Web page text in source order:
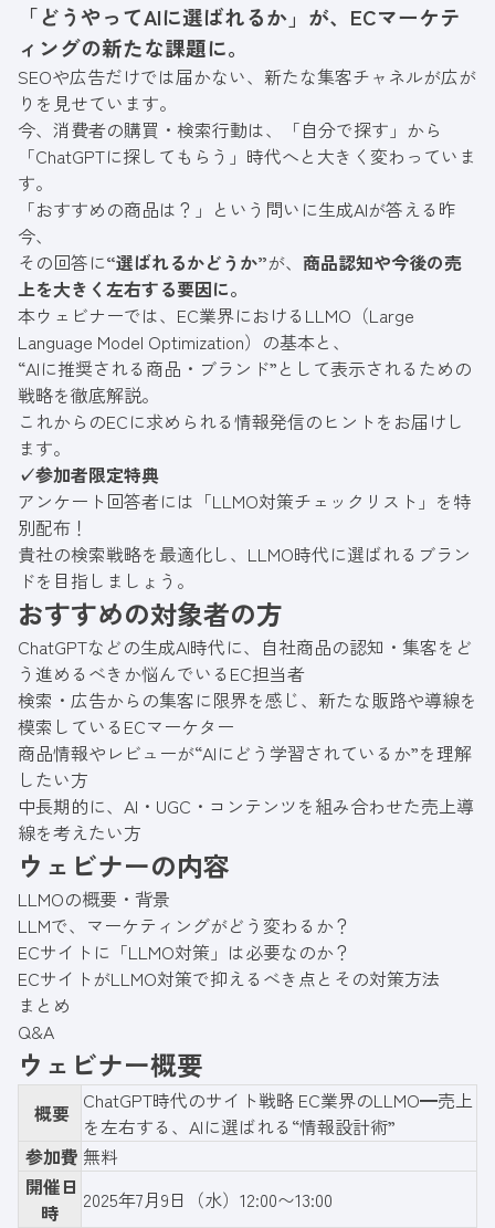
「どうやってAIに選ばれるか」が、ECマーケテ
ィングの新たな課題に。
SEOや広告だけでは届かない、新たな集客チャネルが広が
りを見せています。
今、消費者の購買・検索行動は、「自分で探す」から
「ChatGPTに探してもらう」時代へと大きく変わっていま
す。
「おすすめの商品は？」という問いに生成AIが答える昨
今、
その回答に“選ばれるかどうか”が、 商品認知や今後の売
上を大きく左右する要因に。
本ウェビナーでは、EC業界におけるLLMO（Large
Language Model Optimization）の基本と、
“AIに推奨される商品・ブランド”として表示されるための
戦略を徹底解説。
これからのECに求められる情報発信のヒントをお届けし
ます。
✓参加者限定特典
アンケート回答者には「LLMO対策チェックリスト」を特
別配布！
貴社の検索戦略を最適化し、LLMO時代に選ばれるブラン
ドを目指しましょう。
おすすめの対象者の方
ChatGPTなどの生成AI時代に、自社商品の認知・集客をど
う進めるべきか悩んでいるEC担当者
検索・広告からの集客に限界を感じ、新たな販路や導線を
模索しているECマーケター
商品情報やレビューが“AIにどう学習されているか”を理解
したい方
中長期的に、AI・UGC・コンテンツを組み合わせた売上導
線を考えたい方
ウェビナーの内容
LLMOの概要・背景
LLMで、マーケティングがどう変わるか？
ECサイトに「LLMO対策」は必要なのか？
ECサイトがLLMO対策で抑えるべき点とその対策方法
まとめ
Q&A
ウェビナー概要
概要 ChatGPT時代のサイト戦略 EC業界のLLMO━売上
を左右する、AIに選ばれる“情報設計術”
参加費 無料
開催日
時
2025年7月9日（水）12:00〜13:00